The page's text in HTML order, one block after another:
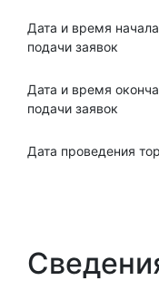
Дата и время начала
подачи заявок
Дата и время
подачи заявок
Дата проведения